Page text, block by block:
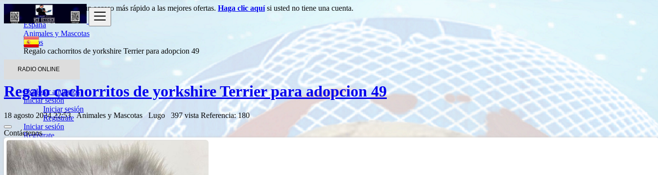
RADIO ONLINE
Explorar anuncios
Iniciar sesión
Iniciar sesión
Regístrate
Iniciar sesión
Regístrate
Agregar listado
English
Français
Español
Entradapara obtener un acceso más rápido a las mejores ofertas. Haga clic aquísi usted no tiene una cuenta.
España
Animales y Mascotas
Perros
Regalo cachorritos de yorkshire Terrier para adopcion 49
Volver a los resultados
Regalo cachorritos de yorkshire Terrier para adopcion 49
18 agosto 2024 22:53 Animales y Mascotas Lugo 397 vista Referencia: 180
Contáctenos